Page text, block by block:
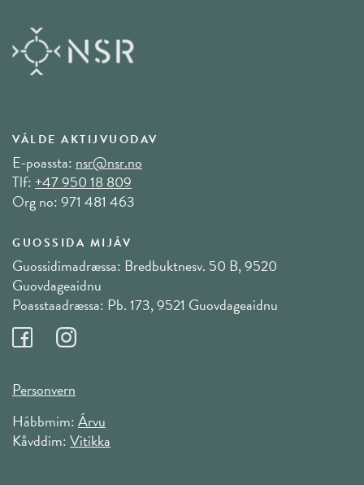
VÁLDE AKTIJVUODAV
E-poassta: nsr@nsr.no
Tlf:+47 950 18 809
Org no: 971 481 463
GUOSSIDA MIJÁV
Guossidimadræssa: Bredbuktnesv. 50 B, 9520
Guovdageaidnu
Poasstaadræssa: Pb. 173, 9521 Guovdageaidnu
Personvern
Hábbmim:Árvu
Kåvddim:Vitikka